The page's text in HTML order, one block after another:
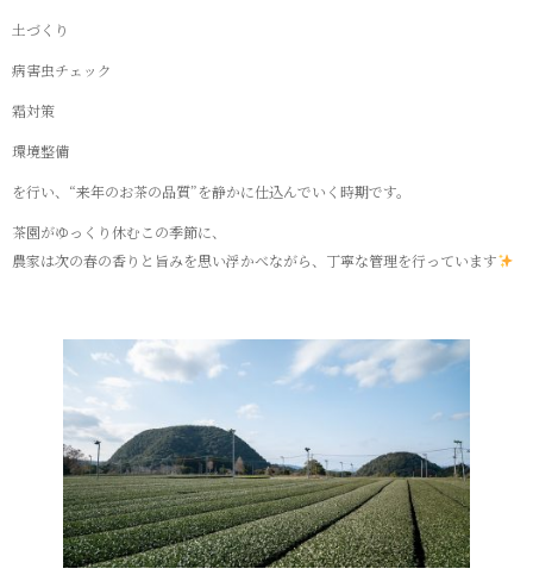
土づくり
病害虫チェック
霜対策
環境整備
を行い、“来年のお茶の品質”を静かに仕込んでいく時期です。
茶園がゆっくり休むこの季節に、
農家は次の春の香りと旨みを思い浮かべながら、丁寧な管理を行っています